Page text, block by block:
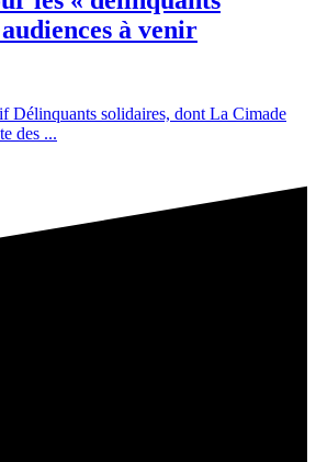
à venir
Délinquants solidaires, dont La Cimade
des ...